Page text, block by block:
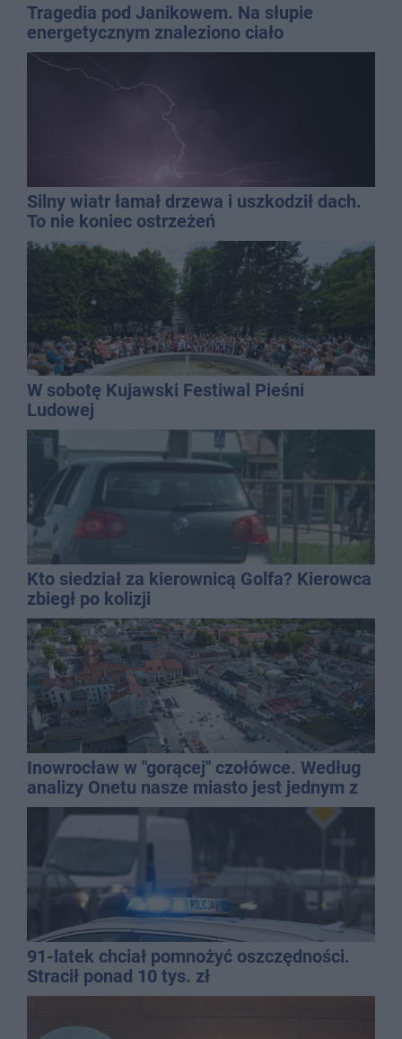
Tragedia pod Janikowem. Na słupie
energetycznym znaleziono ciało
mężczyzny
Silny wiatr łamał drzewa i uszkodził dach.
To nie koniec ostrzeżeń
W sobotę Kujawski Festiwal Pieśni
Ludowej
Kto siedział za kierownicą Golfa? Kierowca
zbiegł po kolizji
Inowrocław w "gorącej" czołówce. Według
analizy Onetu nasze miasto jest jednym z
najbardziej narażonych na upały
91-latek chciał pomnożyć oszczędności.
Stracił ponad 10 tys. zł